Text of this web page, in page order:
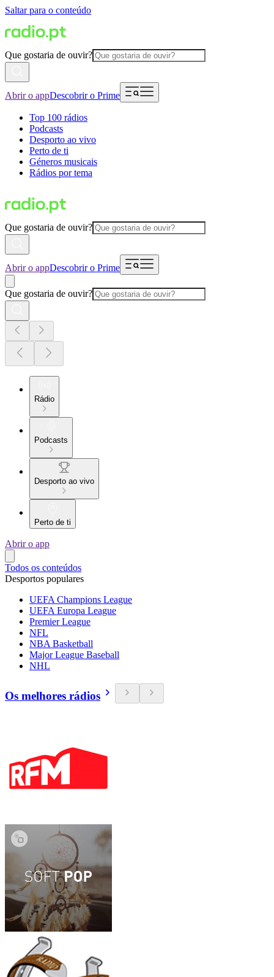
Saltar para o conteúdo
Que gostaria de ouvir?
Abrir o appDescobrir o Prime
Top 100 rádios
Podcasts
Desporto ao vivo
Perto de ti
Géneros musicais
Rádios por tema
Que gostaria de ouvir?
Abrir o appDescobrir o Prime
Que gostaria de ouvir?
Rádio
Podcasts
Desporto ao vivo
Perto de ti
Abrir o app
Todos os conteúdos
Desportos populares
UEFA Champions League
UEFA Europa League
Premier League
NFL
NBA Basketball
Major League Baseball
NHL
Os melhores rádios